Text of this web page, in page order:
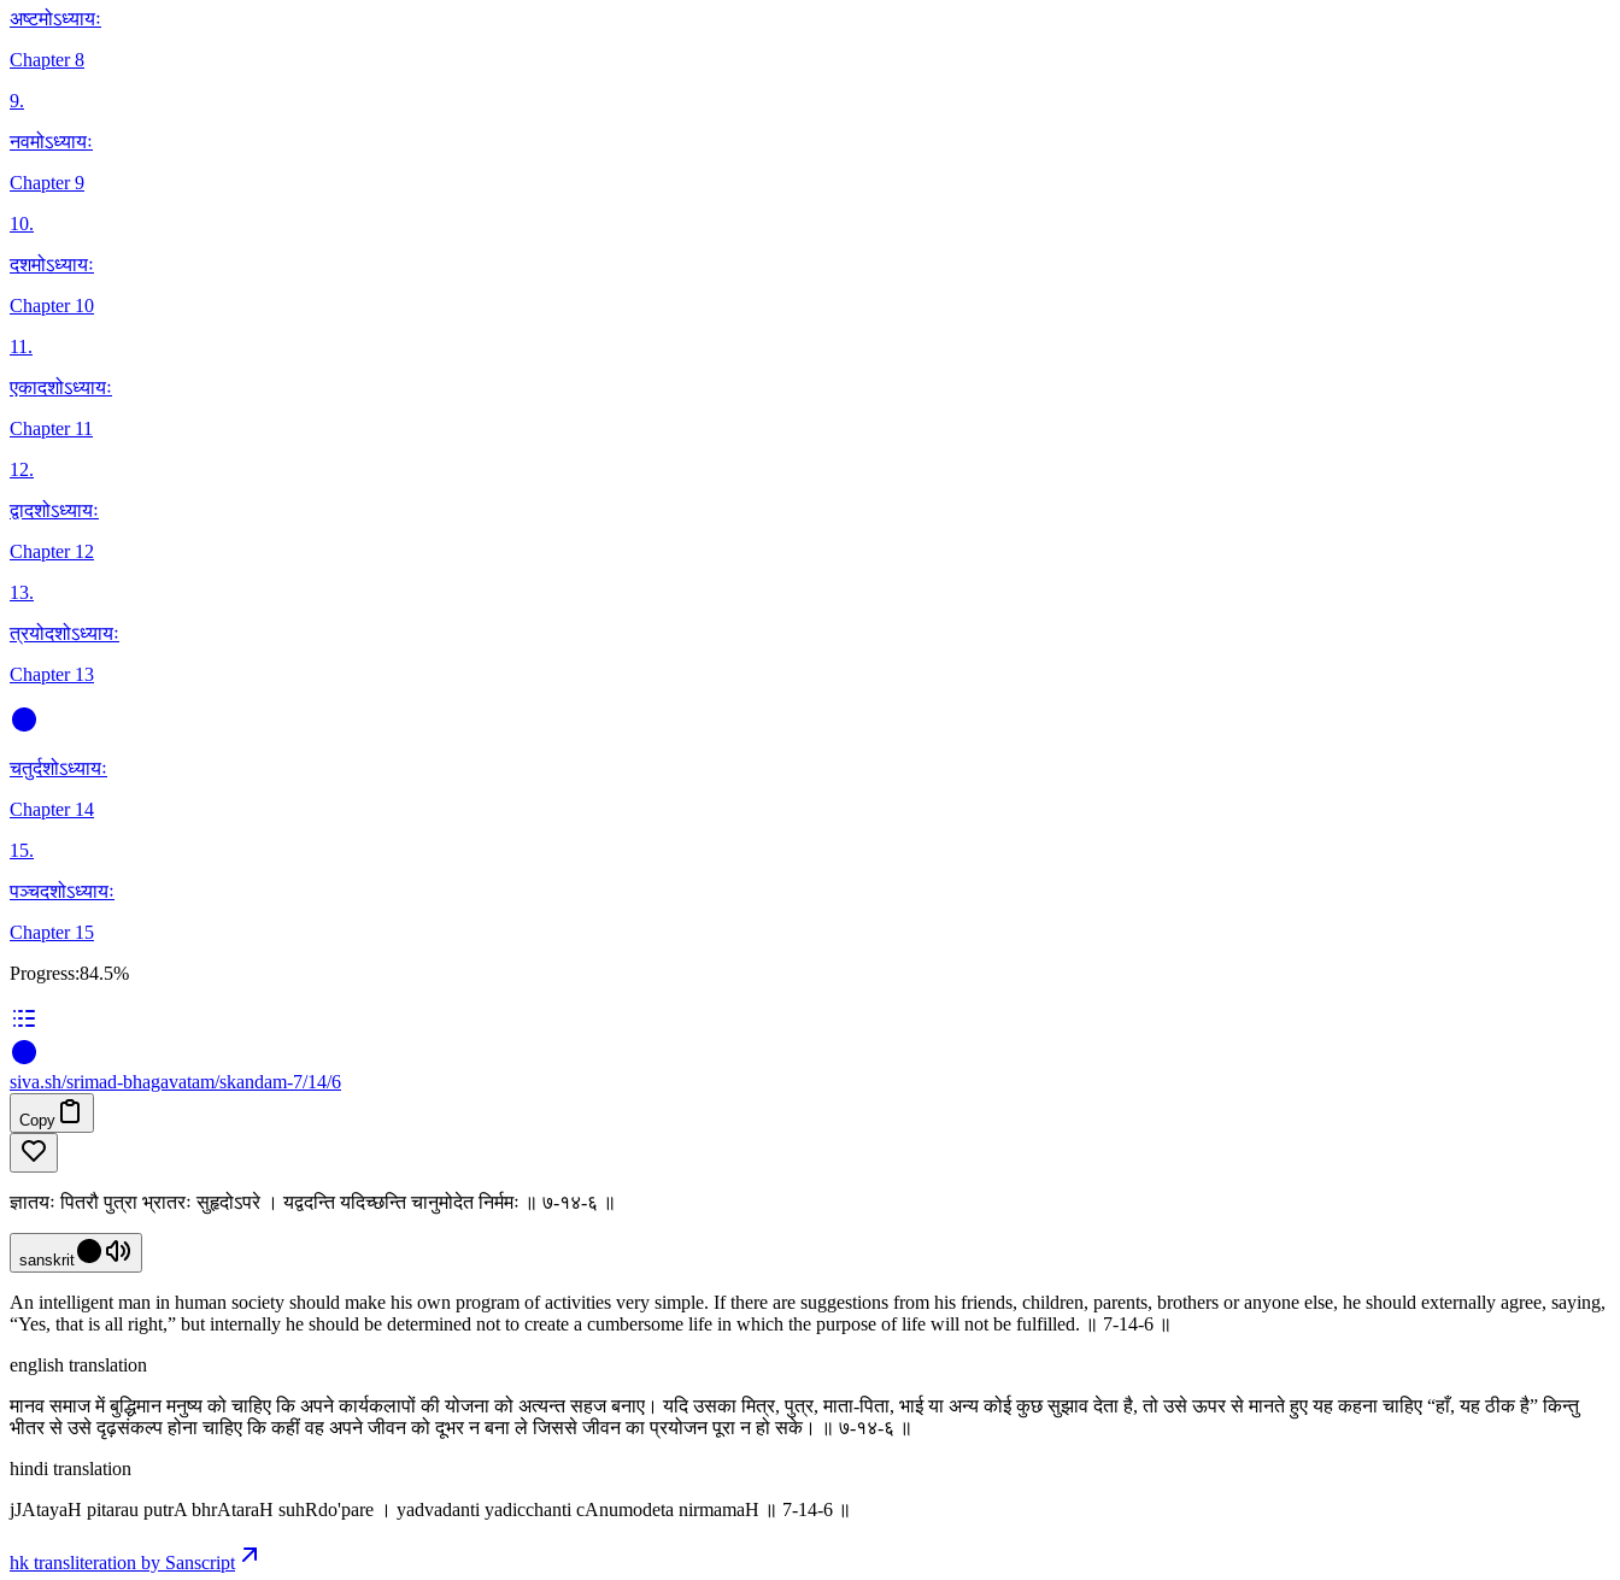
अष्टमोऽध्यायः
Chapter 8
9.
नवमोऽध्यायः
Chapter 9
10.
दशमोऽध्यायः
Chapter 10
11.
एकादशोऽध्यायः
Chapter 11
12.
द्वादशोऽध्यायः
Chapter 12
13.
त्रयोदशोऽध्यायः
Chapter 13
चतुर्दशोऽध्यायः
Chapter 14
15.
पञ्चदशोऽध्यायः
Chapter 15
Progress:84.5%
siva.sh/srimad-bhagavatam/skandam-7/14/6
Copy
ज्ञातयः पितरौ पुत्रा भ्रातरः सुहृदोऽपरे । यद्वदन्ति यदिच्छन्ति चानुमोदेत निर्ममः ॥ ७-१४-६ ॥
sanskrit
An intelligent man in human society should make his own program of activities very simple. If there are suggestions from his friends, children, parents, brothers or anyone else, he should externally agree, saying,
“Yes, that is all right,” but internally he should be determined not to create a cumbersome life in which the purpose of life will not be fulfilled. ॥ 7-14-6 ॥
english translation
मानव समाज में बुद्धिमान मनुष्य को चाहिए कि अपने कार्यकलापों की योजना को अत्यन्त सहज बनाए। यदि उसका मित्र, पुत्र, माता-पिता, भाई या अन्य कोई कुछ सुझाव देता है, तो उसे ऊपर से मानते हुए यह कहना चाहिए “हाँ, यह ठीक है” किन्तु
भीतर से उसे दृढ़संकल्प होना चाहिए कि कहीं वह अपने जीवन को दूभर न बना ले जिससे जीवन का प्रयोजन पूरा न हो सके। ॥ ७-१४-६ ॥
hindi translation
jJAtayaH pitarau putrA bhrAtaraH suhRdo'pare । yadvadanti yadicchanti cAnumodeta nirmamaH ॥ 7-14-6 ॥
hk transliteration by Sanscript